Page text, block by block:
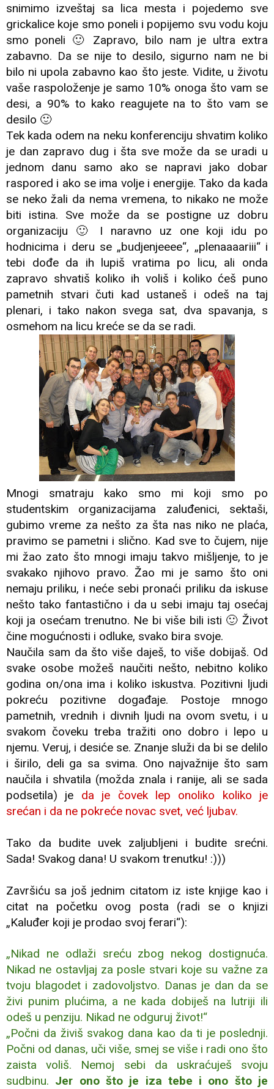
snimimo izveštaj sa lica mesta i pojedemo sve
grickalice koje smo poneli i popijemo svu vodu koju
smo poneli 🙂 Zapravo, bilo nam je ultra extra
zabavno. Da se nije to desilo, sigurno nam ne bi
bilo ni upola zabavno kao što jeste. Vidite, u životu
vaše raspoloženje je samo 10% onoga što vam se
desi, a 90% to kako reagujete na to što vam se
desilo 🙂
Tek kada odem na neku konferenciju shvatim koliko
je dan zapravo dug i šta sve može da se uradi u
jednom danu samo ako se napravi jako dobar
raspored i ako se ima volje i energije. Tako da kada
se neko žali da nema vremena, to nikako ne može
biti istina. Sve može da se postigne uz dobru
organizaciju 🙂 I naravno uz one koji idu po
hodnicima i deru se „budjenjeeee“, „plenaaaariii“ i
tebi dođe da ih lupiš vratima po licu, ali onda
zapravo shvatiš koliko ih voliš i koliko ćeš puno
pametnih stvari čuti kad ustaneš i odeš na taj
plenari, i tako nakon svega sat, dva spavanja, s
osmehom na licu kreće se da se radi.
Mnogi smatraju kako smo mi koji smo po
studentskim organizacijama zaluđenici, sektaši,
gubimo vreme za nešto za šta nas niko ne plaća,
pravimo se pametni i slično. Kad sve to čujem, nije
mi žao zato što mnogi imaju takvo mišljenje, to je
svakako njihovo pravo. Žao mi je samo što oni
nemaju priliku, i neće sebi pronaći priliku da iskuse
nešto tako fantastično i da u sebi imaju taj osećaj
koji ja osećam trenutno. Ne bi više bili isti 🙂 Život
čine mogućnosti i odluke, svako bira svoje.
Naučila sam da što više daješ, to više dobijaš. Od
svake osobe možeš naučiti nešto, nebitno koliko
godina on/ona ima i koliko iskustva. Pozitivni ljudi
pokreću pozitivne događaje. Postoje mnogo
pametnih, vrednih i divnih ljudi na ovom svetu, i u
svakom čoveku treba tražiti ono dobro i lepo u
njemu. Veruj, i desiće se. Znanje služi da bi se delilo
i širilo, deli ga sa svima. Ono najvažnije što sam
naučila i shvatila (možda znala i ranije, ali se sada
podsetila) je da je čovek lep onoliko koliko je
srećan i da ne pokreće novac svet, već ljubav.
Tako da budite uvek zaljubljeni i budite srećni.
Sada! Svakog dana! U svakom trenutku! :)))
Završiću sa još jednim citatom iz iste knjige kao i
citat na početku ovog posta (radi se o knjizi
„Kaluđer koji je prodao svoj ferari“):
„Nikad ne odlaži sreću zbog nekog dostignuća.
Nikad ne ostavljaj za posle stvari koje su važne za
tvoju blagodet i zadovoljstvo. Danas je dan da se
živi punim plućima, a ne kada dobiješ na lutriji ili
odeš u penziju. Nikad ne odguruj život!“
„Počni da živiš svakog dana kao da ti je poslednji.
Počni od danas, uči više, smej se više i radi ono što
zaista voliš. Nemoj sebi da uskraćuješ svoju
sudbinu. Jer ono što je iza tebe i ono što je